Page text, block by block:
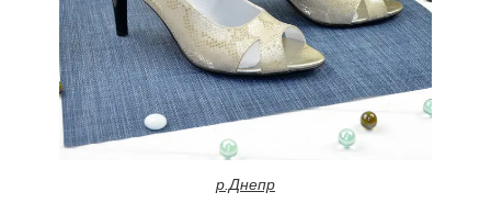
р.Днепр